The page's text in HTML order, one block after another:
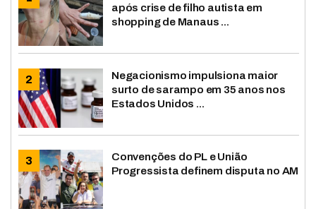
após crise de filho autista em
shopping de Manaus ...
Negacionismo impulsiona maior
surto de sarampo em 35 anos nos
Estados Unidos ...
Convenções do PL e União
Progressista definem disputa no AM